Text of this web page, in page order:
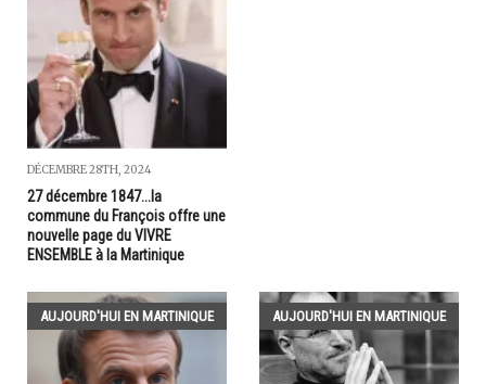
DÉCEMBRE 28TH, 2024
27 décembre 1847...la
commune du François offre une
nouvelle page du VIVRE
ENSEMBLE à la Martinique
AUJOURD'HUI EN MARTINIQUE AUJOURD'HUI EN MARTINIQUE